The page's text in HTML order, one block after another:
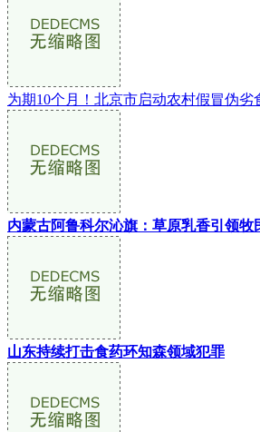
为期10个月！北京市启动农村假冒伪劣
内蒙古阿鲁科尔沁旗：草原乳香引领牧
山东持续打击食药环知森领域犯罪